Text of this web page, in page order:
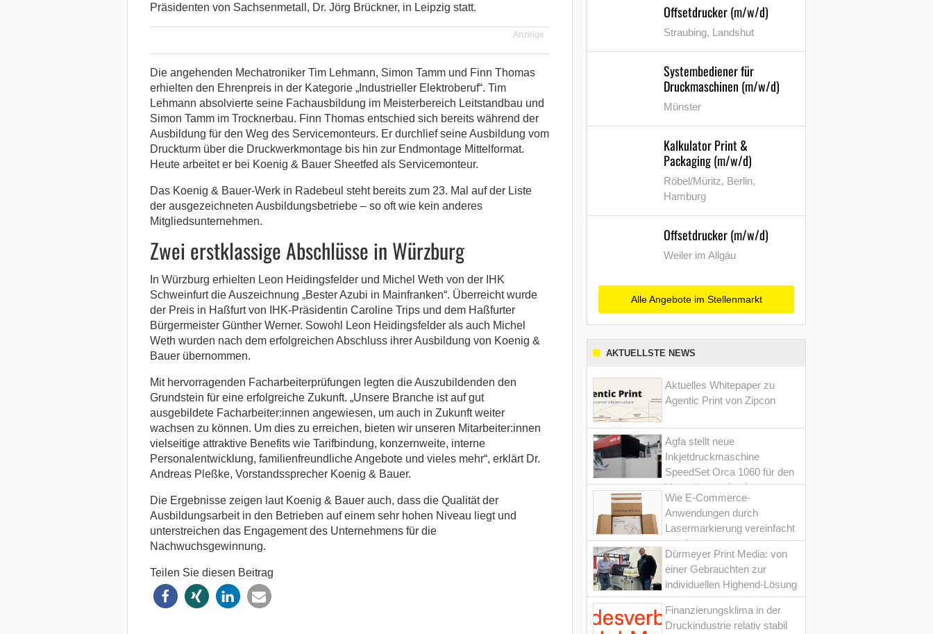
Präsidenten von Sachsenmetall, Dr. Jörg Brückner, in Leipzig statt.
Anzeige
Die angehenden Mechatroniker Tim Lehmann, Simon Tamm und Finn Thomas
erhielten den Ehrenpreis in der Kategorie „Industrieller Elektroberuf“. Tim
Lehmann absolvierte seine Fachausbildung im Meisterbereich Leitstandbau und
Simon Tamm im Trocknerbau. Finn Thomas entschied sich bereits während der
Ausbildung für den Weg des Servicemonteurs. Er durchlief seine Ausbildung vom
Druckturm über die Druckwerkmontage bis hin zur Endmontage Mittelformat.
Heute arbeitet er bei Koenig & Bauer Sheetfed als Servicemonteur.
Das Koenig & Bauer-Werk in Radebeul steht bereits zum 23. Mal auf der Liste
der ausgezeichneten Ausbildungsbetriebe – so oft wie kein anderes
Mitgliedsunternehmen.
Zwei erstklassige Abschlüsse in Würzburg
In Würzburg erhielten Leon Heidingsfelder und Michel Weth von der IHK
Schweinfurt die Auszeichnung „Bester Azubi in Mainfranken“. Überreicht wurde
der Preis in Haßfurt von IHK-Präsidentin Caroline Trips und dem Haßfurter
Bürgermeister Günther Werner. Sowohl Leon Heidingsfelder als auch Michel
Weth wurden nach dem erfolgreichen Abschluss ihrer Ausbildung von Koenig &
Bauer übernommen.
Mit hervorragenden Facharbeiterprüfungen legten die Auszubildenden den
Grundstein für eine erfolgreiche Zukunft. „Unsere Branche ist auf gut
ausgebildete Facharbeiter:innen angewiesen, um auch in Zukunft weiter
wachsen zu können. Um dies zu erreichen, bieten wir unseren Mitarbeiter:innen
vielseitige attraktive Benefits wie Tarifbindung, konzernweite, interne
Personalentwicklung, familienfreundliche Angebote und vieles mehr“, erklärt Dr.
Andreas Pleßke, Vorstandssprecher Koenig & Bauer.
Die Ergebnisse zeigen laut Koenig & Bauer auch, dass die Qualität der
Ausbildungsarbeit in den Betrieben auf einem sehr hohen Niveau liegt und
unterstreichen das Engagement des Unternehmens für die
Nachwuchsgewinnung.
Teilen Sie diesen Beitrag
Offsetdrucker (m/w/d)
Straubing, Landshut
Systembediener für
Druckmaschinen (m/w/d)
Münster
Kalkulator Print &
Packaging (m/w/d)
Röbel/Müritz, Berlin,
Hamburg
Offsetdrucker (m/w/d)
Weiler im Allgäu
Alle Angebote im Stellenmarkt
AKTUELLSTE NEWS
Aktuelles Whitepaper zu
Agentic Print von Zipcon
Agfa stellt neue
Inkjetdruckmaschine
SpeedSet Orca 1060 für den
Verpackungsdruck vor
Wie E-Commerce-
Anwendungen durch
Lasermarkierung vereinfacht
werden
Dürmeyer Print Media: von
einer Gebrauchten zur
individuellen Highend-Lösung
Finanzierungsklima in der
Druckindustrie relativ stabil